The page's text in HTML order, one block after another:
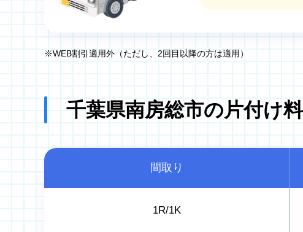
※WEB割引適用外（ただし、2回目以降の方は適用）
千葉県南房総市の片付け
間取り
1R/1K